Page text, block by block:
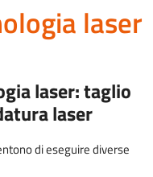
laser
laser: taglio
laser
di eseguire diverse